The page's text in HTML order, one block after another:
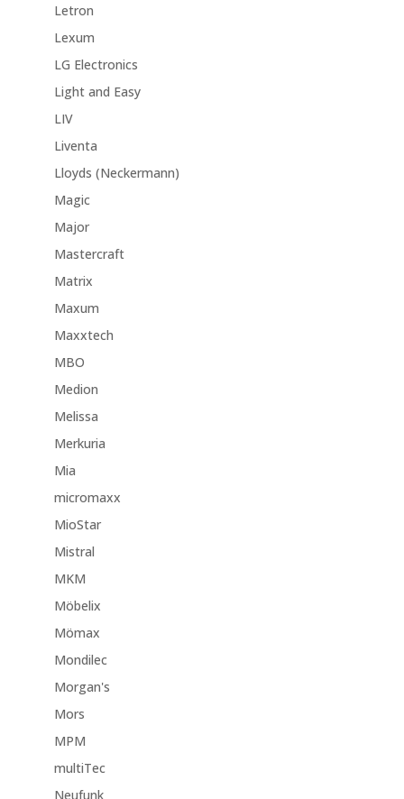
Letron
Lexum
LG Electronics
Light and Easy
LIV
Liventa
Lloyds (Neckermann)
Magic
Major
Mastercraft
Matrix
Maxum
Maxxtech
MBO
Medion
Melissa
Merkuria
Mia
micromaxx
MioStar
Mistral
MKM
Möbelix
Mömax
Mondilec
Morgan's
Mors
MPM
multiTec
Neufunk